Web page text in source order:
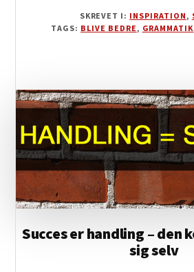
SKREVET I: INSPIRATION,
TAGS: BLIVE BEDRE, GRAMMATIK
Succes er handling – den
sig selv